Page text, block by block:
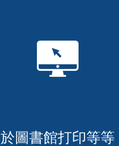
於圖書館打印等等